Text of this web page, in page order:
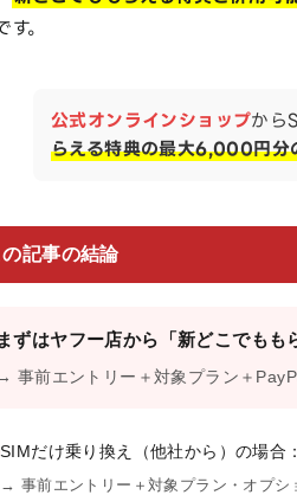
す。
公式オンラインショップから
らえる特典の最大6,000円分
の記事の結論
まずはヤフー店から「新どこでも
事前エントリー＋対象プラン＋
SIMだけ乗り換え（他社から）の場合：
→ 事前エントリー＋対象プラン・オプシ